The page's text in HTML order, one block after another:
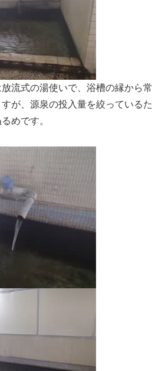
流式の湯使いで、浴槽の縁から常
が、源泉の投入量を絞っているた
めです。